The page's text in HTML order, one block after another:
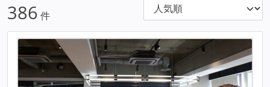
386 件